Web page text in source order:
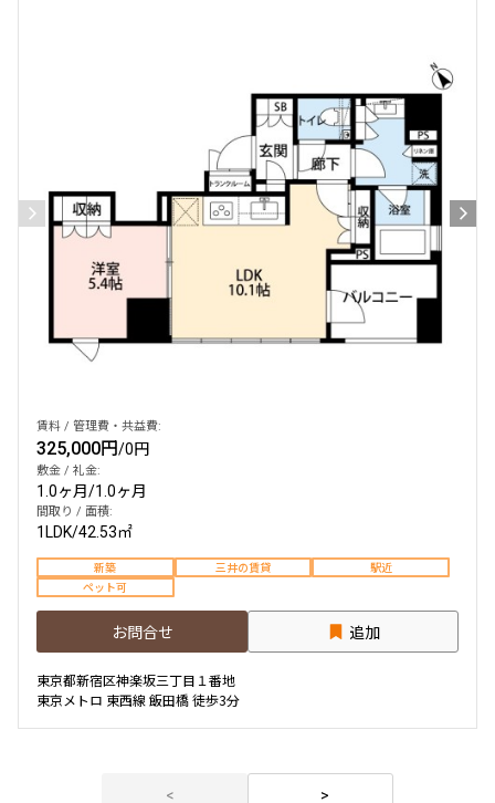
賃料 / 管理費・共益費:
325,000円/0円
敷金 / 礼金:
1.0ヶ月/1.0ヶ月
間取り / 面積:
1LDK/42.53㎡
新築 三井の賃貸
駅近
ペット可
お問合せ 追加
東京都新宿区神楽坂三丁目１番地
東京メトロ 東西線 飯田橋 徒歩3分